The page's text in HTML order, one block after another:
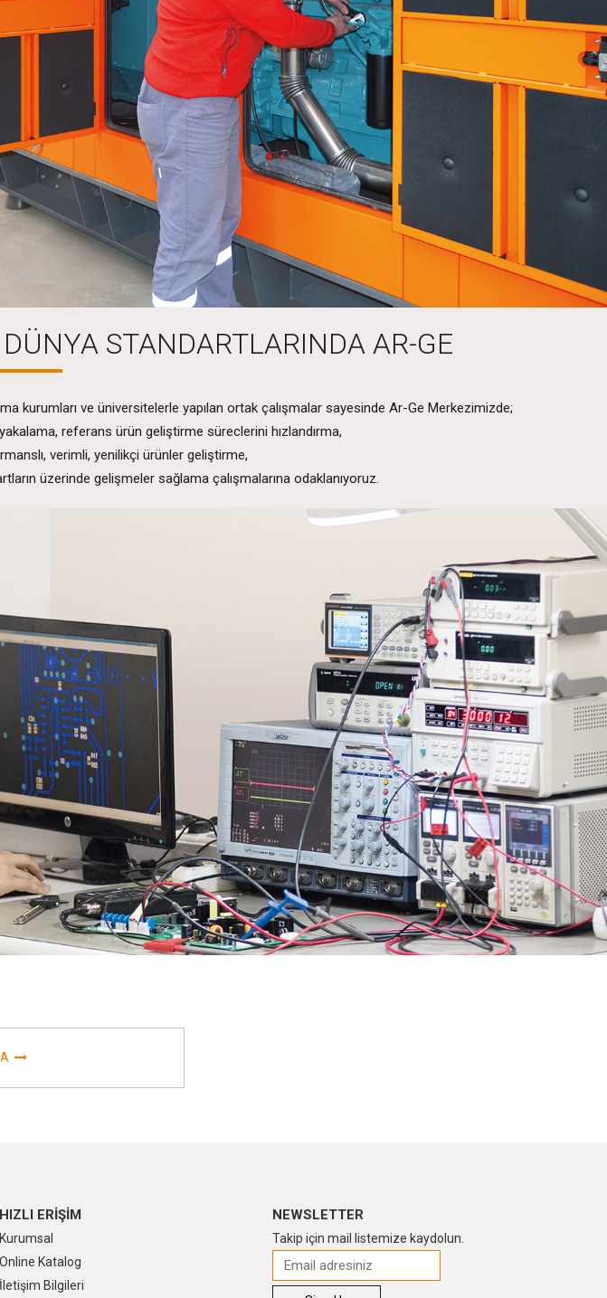
STANDARTLARINDA AR-GE
kurumları ve üniversitelerle yapılan ortak çalışmalar sayesinde Ar-Ge Merkezimizde;
referans ürün geliştirme süreclerini hızlandırma,
verimli, yenilikçi ürünler geliştirme,
üzerinde gelişmeler sağlama çalışmalarına odaklanıyoruz.
HIZLI ERİŞİM
Kurumsal
Online Katalog
İletişim Bilgileri
NEWSLETTER
Takip için mail listemize kaydolun.